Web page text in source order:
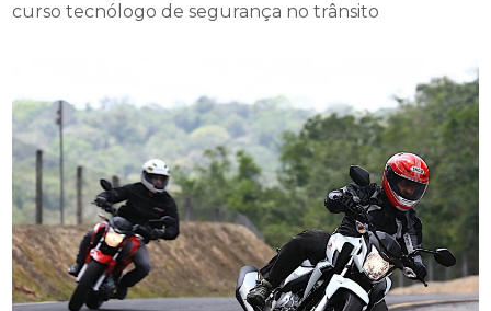
curso tecnólogo de segurança no trânsito